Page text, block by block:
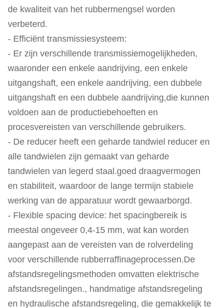
de kwaliteit van het rubbermengsel worden
verbeterd.
- Efficiënt transmissiesysteem:
- Er zijn verschillende transmissiemogelijkheden,
waaronder een enkele aandrijving, een enkele
uitgangshaft, een enkele aandrijving, een dubbele
uitgangshaft en een dubbele aandrijving,die kunnen
voldoen aan de productiebehoeften en
procesvereisten van verschillende gebruikers.
- De reducer heeft een geharde tandwiel reducer en
alle tandwielen zijn gemaakt van geharde
tandwielen van legerd staal.goed draagvermogen
en stabiliteit, waardoor de lange termijn stabiele
werking van de apparatuur wordt gewaarborgd.
- Flexible spacing device: het spacingbereik is
meestal ongeveer 0,4-15 mm, wat kan worden
aangepast aan de vereisten van de rolverdeling
voor verschillende rubberraffinageprocessen.De
afstandsregelingsmethoden omvatten elektrische
afstandsregelingen., handmatige afstandsregeling
en hydraulische afstandsregeling, die gemakkelijk te